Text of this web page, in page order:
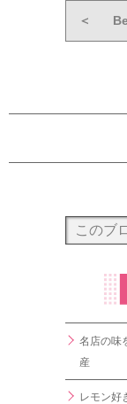
＜
名店の味
産
レモン好